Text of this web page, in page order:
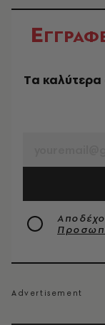
Ε
Tα καλύτερα